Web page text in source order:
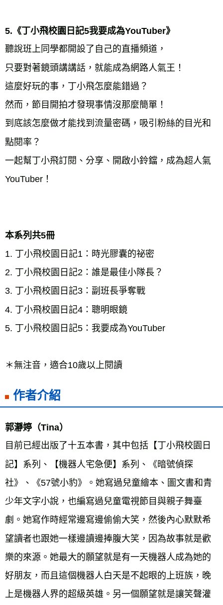
5.《丁小飛校園日記5我要成為YouTuber》
聽說班上同學都開設了自己的直播頻道，
只要對著鏡頭講講話，就能成為網路人氣王！
這麼好玩的事，丁小飛怎麼能錯過？
然而，節目開拍才發現事情沒那麼簡單！
到底該怎麼做才能找到流量密碼，吸引粉絲的目光和
點閱率？
一起幫丁小飛訂閱、分享、開啟小鈴鐺，成為超人氣
YouTuber！
本系列共5冊
1. 丁小飛校園日記1：時光膠囊的祕密
2. 丁小飛校園日記2：誰是最佳小隊長？
3. 丁小飛校園日記3：副班長爭奪戰
4. 丁小飛校園日記4：聰明眼鏡
5. 丁小飛校園日記5：我要成為YouTuber
＊無注音，適合10歲以上閱讀
作者介紹
郭瀞婷（Tina）
目前已經出版了十五本書，其中包括【丁小飛校園日
記】系列、【機器人宅急便】系列、《暗號偵探
社》、《57號小豹》。她寫過兒童繪本、圖文書和青
少年文字小說，也編寫過兒童電視節目與親子舞臺
劇。她寫作時經常邊寫邊偷偷大笑，然後內心默默希
望讀者也跟她一樣邊讀邊捧腹大笑，因為故事就是歡
樂的來源。她最大的願望就是有一天機器人成為她的
好朋友，而且這個機器人白天是不起眼的上班族，晚
上是機器人界的超級英雄。另一個願望就是讓笑聲灌